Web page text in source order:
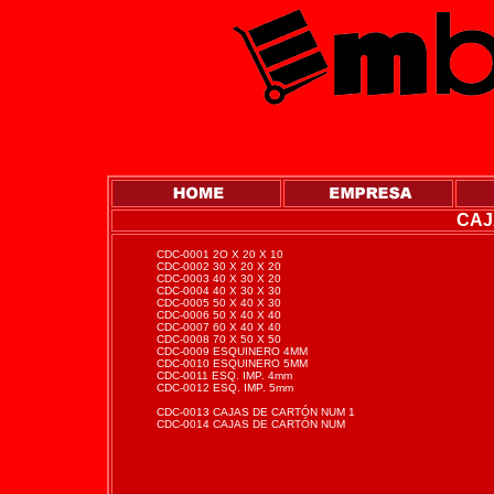
CDC-0001 2O X 20 X 10
CDC-0002 30 X 20 X 20
CDC-0003 40 X 30 X 20
CDC-0004 40 X 30 X 30
CDC-0005 50 X 40 X 30
CDC-0006 50 X 40 X 40
CDC-0007 60 X 40 X 40
CDC-0008 70 X 50 X 50
CDC-0009 ESQUINERO 4MM
CDC-0010 ESQUINERO 5MM
CDC-0011 ESQ. IMP. 4mm
CDC-0012 ESQ. IMP. 5mm
CDC-0013 CAJAS DE CARTÓN NUM 1
CDC-0014 CAJAS DE CARTÓN NUM